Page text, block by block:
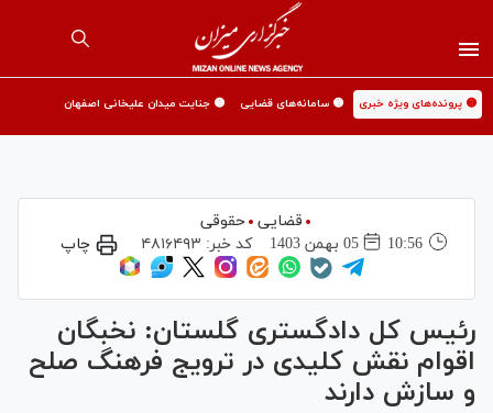
🟡 پرونده‌های ویژه خبری 🟡 سامانه‌های قضایی 🟡 جنایت میدان علیخانی اصفهان
قضایی حقوقی
10:56
05 بهمن 1403 کد خبر: ۴۸۱۶۴۹۳ چاپ
رئیس کل دادگستری گلستان: نخبگان
اقوام نقش کلیدی در ترویج فرهنگ صلح
و سازش دارند